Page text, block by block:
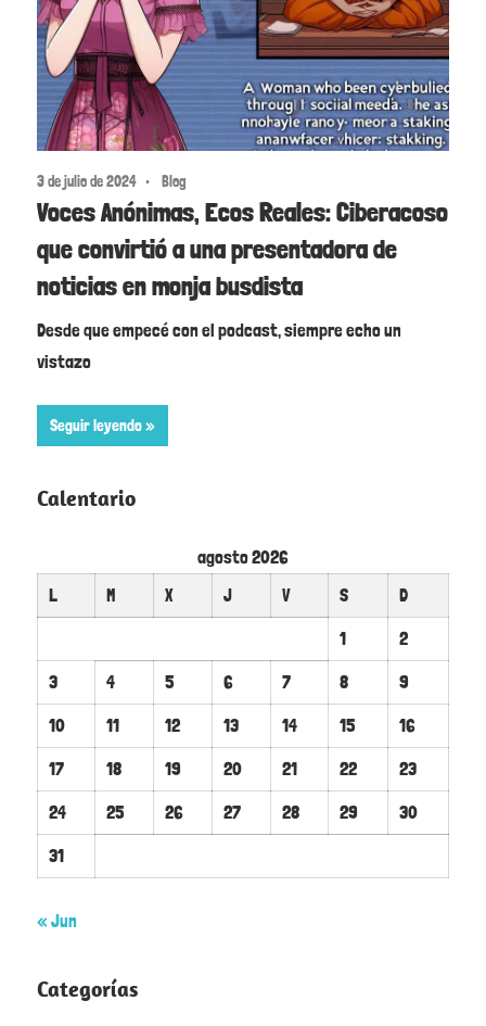
3 de julio de 2024 Blog
Voces Anónimas, Ecos Reales: Ciberacoso
que convirtió a una presentadora de
noticias en monja busdista
Desde que empecé con el podcast, siempre echo un
vistazo
Seguir leyendo
Calentario
agosto 2026
L
M X J V S
D
1
2
3
4 5 6 7 8
9
10
11 12 13 14 15
16
17
18 19 20 21 22
23
24
25 26 27 28 29
30
31
« Jun
Categorías